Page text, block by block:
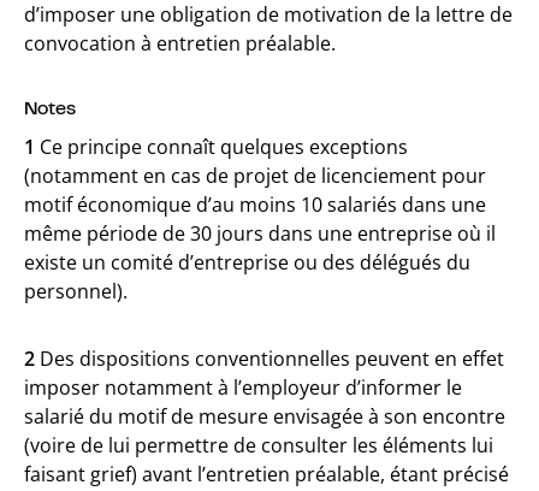
d’imposer une obligation de motivation de la lettre de
convocation à entretien préalable.
Notes
1 Ce principe connaît quelques exceptions
(notamment en cas de projet de licenciement pour
motif économique d’au moins 10 salariés dans une
même période de 30 jours dans une entreprise où il
existe un comité d’entreprise ou des délégués du
personnel).
2 Des dispositions conventionnelles peuvent en effet
imposer notamment à l’employeur d’informer le
salarié du motif de mesure envisagée à son encontre
(voire de lui permettre de consulter les éléments lui
faisant grief) avant l’entretien préalable, étant précisé